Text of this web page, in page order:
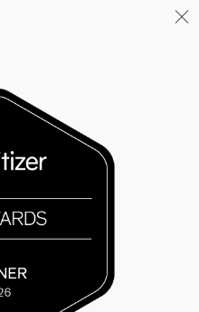
A+AWARDS WINNER
04/26
INAUGURATION ZANNIER